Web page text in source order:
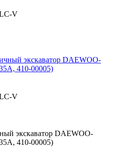
V
V
экскаватор DAEWOO-
410-00005)